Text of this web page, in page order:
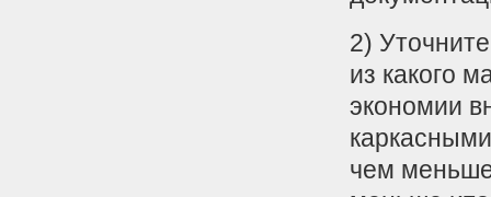
2)
из какого
экономии
чем